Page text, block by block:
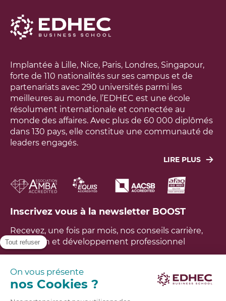
Implantée à Lille, Nice, Paris, Londres, Singapour,
forte de 110 nationalités sur ses campus et de
partenariats avec 290 universités parmi les
meilleures au monde, l’EDHEC est une école
résolument internationale et connectée au
monde des affaires. Avec plus de 60 000 diplômés
dans 130 pays, elle constitue une communauté de
leaders engagés.
LIRE PLUS
aux grands défis économiques, sociaux,
technologiques et environnementaux du monde.
une recherche utile à la société, aux entreprises et
aux étudiants. L’EDHEC est ainsi aujourd’hui tout à
la fois un lieu d’excellence, d’innovation,
d’expérience et de diversité, propre à impacter les
bouleversement. Avoir un impact positif sur le
monde est notre raison d’être.
En savoir plus
Inscrivez vous à la newsletter BOOST
Recevez, une fois par mois, nos conseils carrière,
formation et développement professionnel